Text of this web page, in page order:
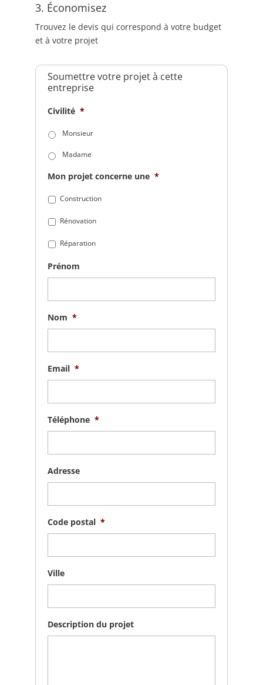
3. Économisez
Trouvez le devis qui correspond à votre budget
et à votre projet
Soumettre votre projet à cette
entreprise
Civilité *
Monsieur
Madame
Mon projet concerne une *
Construction
Rénovation
Réparation
Prénom
Nom *
Email *
Téléphone *
Adresse
Code postal *
Ville
Description du projet